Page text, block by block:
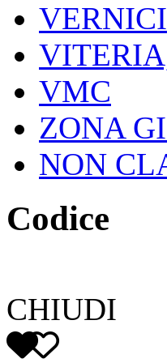
VERNICI
VMC
ZONA
NON
Codice
CHIUDI